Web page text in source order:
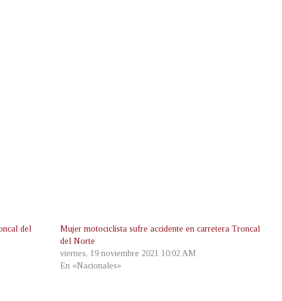
del
Mujer motociclista sufre accidente en carretera Troncal
del Norte
viernes, 19 noviembre 2021 10:02 AM
En «Nacionales»